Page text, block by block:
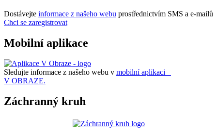
Dostávejte informace z našeho webu prostřednictvím SMS a e-mailů
Chci se zaregistrovat
Mobilní aplikace
Sledujte informace z našeho webu v mobilní aplikaci –
V OBRAZE.
Záchranný kruh